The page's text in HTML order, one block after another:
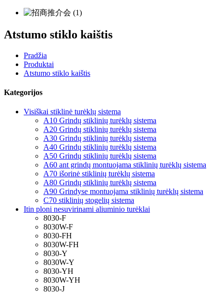
Atstumo stiklo kaištis
Pradžia
Produktai
Atstumo stiklo kaištis
Kategorijos
Visiškai stiklinė turėklų sistema
A10 Grindų stiklinių turėklų sistema
A20 Grindų stiklinių turėklų sistema
A30 Grindų stiklinių turėklų sistema
A40 Grindų stiklinių turėklų sistema
A50 Grindų stiklinių turėklų sistema
A60 ant grindų montuojama stiklinių turėklų sistema
A70 išorinė stiklinių turėklų sistema
A80 Grindų stiklinių turėklų sistema
A90 Grindyse montuojama stiklinių turėklų sistema
C70 stiklinių stogelių sistema
Itin ploni nesuvirinami aliuminio turėklai
8030-F
8030W-F
8030-FH
8030W-FH
8030-Y
8030W-Y
8030-YH
8030W-YH
8030-J